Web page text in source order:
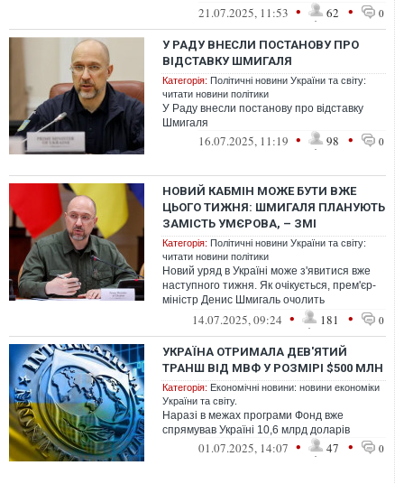
України21.07.2025, 11:53 • 62 • 0
У РАДУ ВНЕСЛИ ПОСТАНОВУ ПРО
ВІДСТАВКУ ШМИГАЛЯ
Категорія: Політичні новини України та світу:
читати новини політики
У Раду внесли постанову про відставку
Шмигаля
16.07.2025, 11:19 • 98 • 0
НОВИЙ КАБМІН МОЖЕ БУТИ ВЖЕ
ЦЬОГО ТИЖНЯ: ШМИГАЛЯ ПЛАНУЮТЬ
ЗАМІСТЬ УМЄРОВА, – ЗМІ
Категорія: Політичні новини України та світу:
читати новини політики
Новий уряд в Україні може з'явитися вже
наступного тижня. Як очікується, прем'єр-
міністр Денис Шмигаль очолить
міністерство оборони в новому Кабінеті ...
14.07.2025, 09:24 • 181 • 0
УКРАЇНА ОТРИМАЛА ДЕВ'ЯТИЙ
ТРАНШ ВІД МВФ У РОЗМІРІ $500 МЛН
Категорія: Економічні новини: новини економіки
України та світу.
Наразі в межах програми Фонд вже
спрямував Україні 10,6 млрд доларів
01.07.2025, 14:07 • 47 • 0